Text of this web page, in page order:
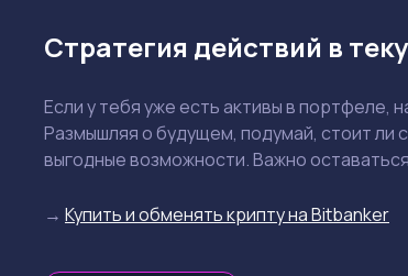
Стратегия действий в
Если у тебя уже есть активы в портфеле,
Размышляя о будущем, подумай, стоит ли
выгодные возможности. Важно
→ Купить и обменять крипту на Bitbanker